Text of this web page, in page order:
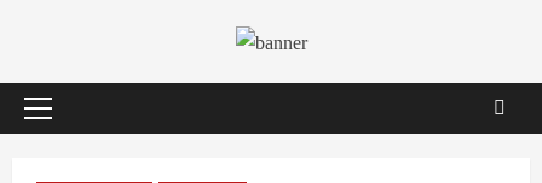
Primary